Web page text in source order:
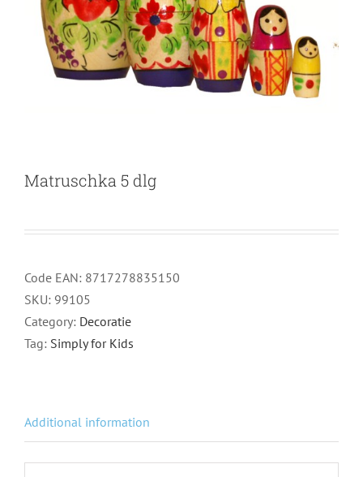
Matruschka 5 dlg
Code EAN: 8717278835150
SKU: 99105
Category: Decoratie
Tag: Simply for Kids
Additional information